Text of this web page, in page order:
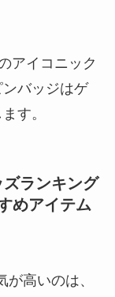
アイコニック
バッジはゲ
す。
ランキング
めアイテム
高いのは、